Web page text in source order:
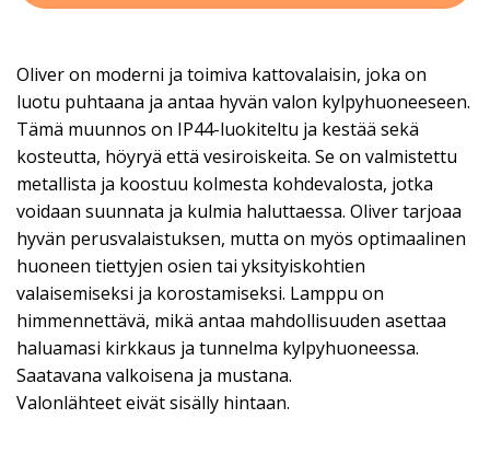
Oliver on moderni ja toimiva kattovalaisin, joka on
luotu puhtaana ja antaa hyvän valon kylpyhuoneeseen.
Tämä muunnos on IP44-luokiteltu ja kestää sekä
kosteutta, höyryä että vesiroiskeita. Se on valmistettu
metallista ja koostuu kolmesta kohdevalosta, jotka
voidaan suunnata ja kulmia haluttaessa. Oliver tarjoaa
hyvän perusvalaistuksen, mutta on myös optimaalinen
huoneen tiettyjen osien tai yksityiskohtien
valaisemiseksi ja korostamiseksi. Lamppu on
himmennettävä, mikä antaa mahdollisuuden asettaa
haluamasi kirkkaus ja tunnelma kylpyhuoneessa.
Saatavana valkoisena ja mustana.
Valonlähteet eivät sisälly hintaan.